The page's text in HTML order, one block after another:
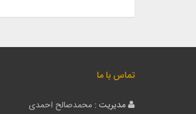
تماس با ما
مدیریت : محمدصالح احمدی